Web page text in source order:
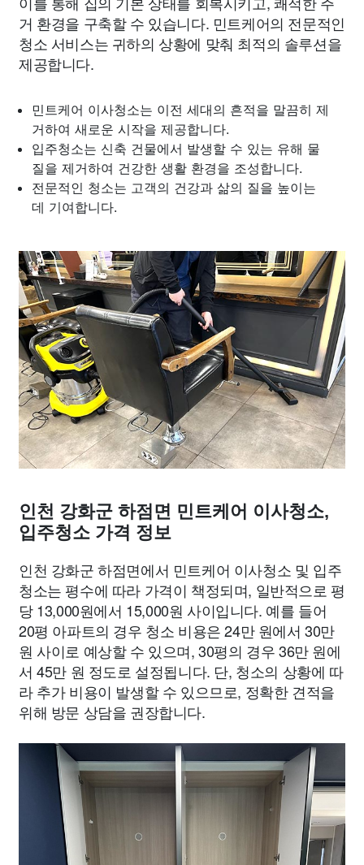
거 환경을 구축할 수 있습니다. 민트케어의 전문적인
청소 서비스는 귀하의 상황에 맞춰 최적의 솔루션을
제공합니다.
민트케어 이사청소는 이전 세대의 흔적을 말끔히 제
거하여 새로운 시작을 제공합니다.
입주청소는 신축 건물에서 발생할 수 있는 유해 물
질을 제거하여 건강한 생활 환경을 조성합니다.
전문적인 청소는 고객의 건강과 삶의 질을 높이는
데 기여합니다.
인천 강화군 하점면 민트케어 이사청소,
입주청소 가격 정보
인천 강화군 하점면에서 민트케어 이사청소 및 입주
청소는 평수에 따라 가격이 책정되며, 일반적으로 평
당 13,000원에서 15,000원 사이입니다. 예를 들어
20평 아파트의 경우 청소 비용은 24만 원에서 30만
원 사이로 예상할 수 있으며, 30평의 경우 36만 원에
서 45만 원 정도로 설정됩니다. 단, 청소의 상황에 따
라 추가 비용이 발생할 수 있으므로, 정확한 견적을
위해 방문 상담을 권장합니다.